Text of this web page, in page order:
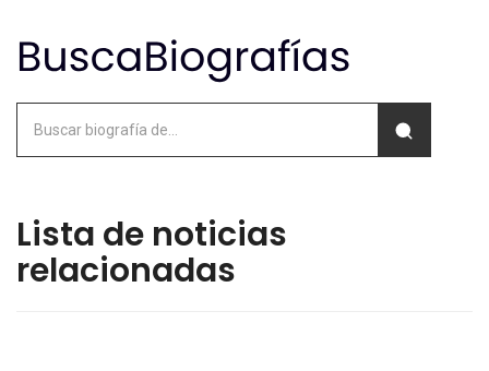
Lista de noticias
relacionadas